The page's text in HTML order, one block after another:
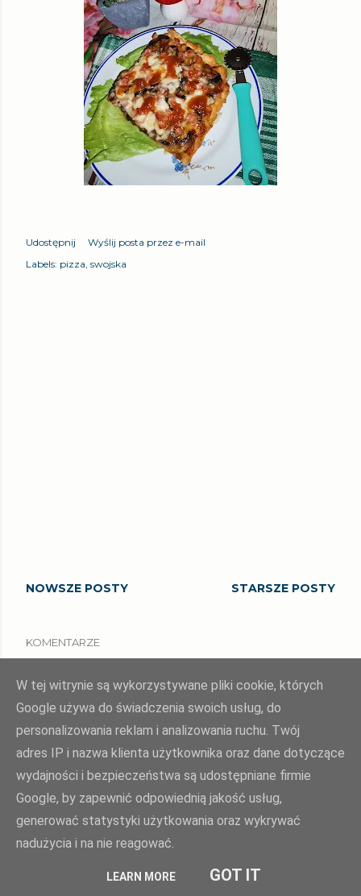
Udostępnij
Wyślij posta przez e-mail
Labels: pizza swojska
NOWSZE POSTY STARSZE POSTY
KOMENTARZE
W tej witrynie są wykorzystywane pliki cookie, których
Google używa do świadczenia swoich usług, do
personalizowania reklam i analizowania ruchu. Twój
adres IP i nazwa klienta użytkownika oraz dane dotyczące
wydajności i bezpieczeństwa są udostępniane firmie
Google, by zapewnić odpowiednią jakość usług,
generować statystyki użytkowania oraz wykrywać
nadużycia i na nie reagować.
LEARN MORE GOT IT